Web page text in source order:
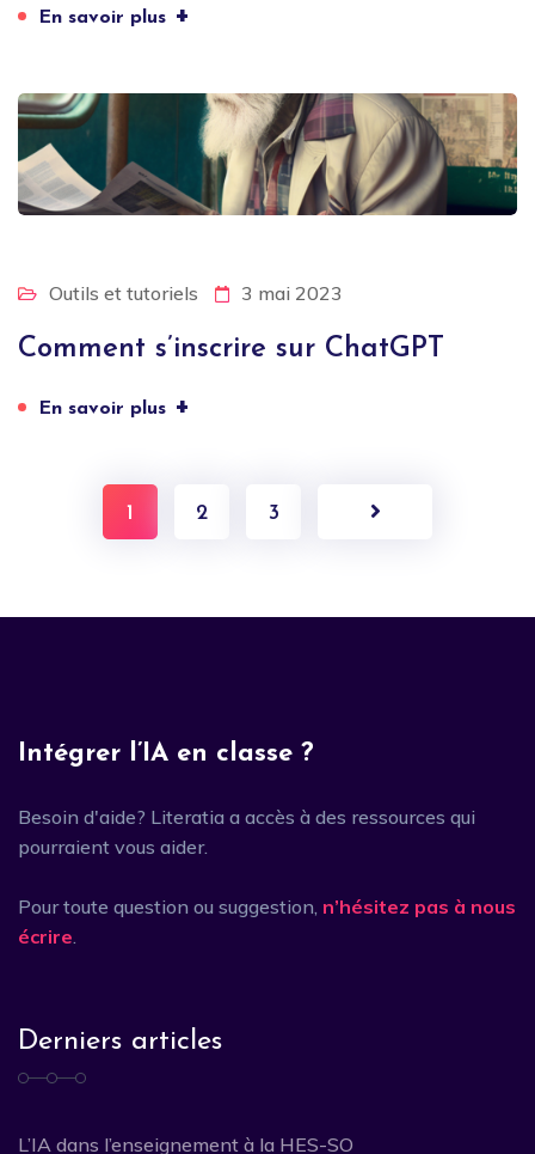
En savoir plus +
Outils et tutoriels 3 mai 2023
Comment s’inscrire sur ChatGPT
En savoir plus +
1 2 3
Intégrer l’IA en classe ?
Besoin d'aide? Literatia a accès à des ressources qui
pourraient vous aider.
Pour toute question ou suggestion, n’hésitez pas à nous
écrire.
Derniers articles
L’IA dans l’enseignement à la HES-SO